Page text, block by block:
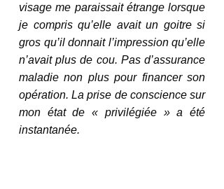
visage me paraissait étrange lorsque
je compris qu’elle avait un goitre si
gros qu’il donnait l’impression qu’elle
n’avait plus de cou. Pas d’assurance
maladie non plus pour financer son
opération. La prise de conscience sur
mon état de « privilégiée » a été
instantanée.